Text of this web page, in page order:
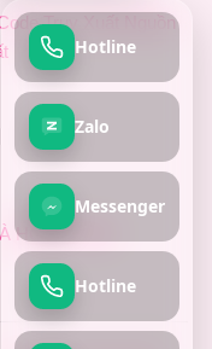
Truy Xuất Nguồn
HOÀN TIỀN
Hotline
Zalo
Messenger
Hotline